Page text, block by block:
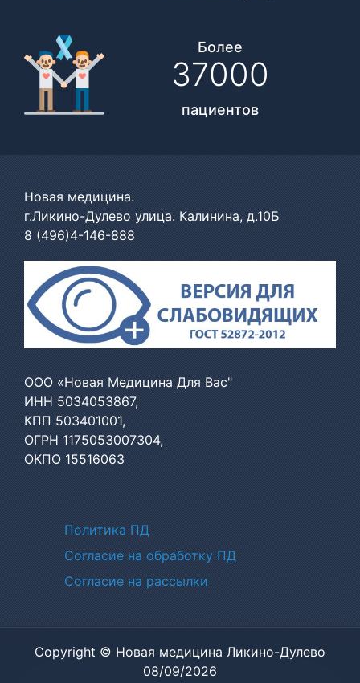
Более
37000
пациентов
Новая медицина.
г.Ликино-Дулево улица. Калинина, д.10Б
8 (496)4-146-888
ООО «Новая Медицина Для Вас"
ИНН 5034053867,
КПП 503401001,
ОГРН 1175053007304,
ОКПО 15516063
Политики
Политика ПД
Согласие на обработку ПД
Согласие на рассылки
Copyright © Новая медицина Ликино-Дулево
08/09/2026